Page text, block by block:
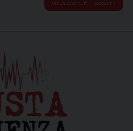
Visualizza tutti i podcast »